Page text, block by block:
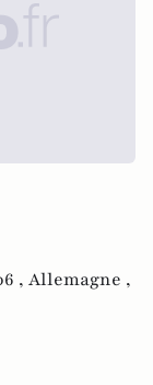
, Allemagne ,